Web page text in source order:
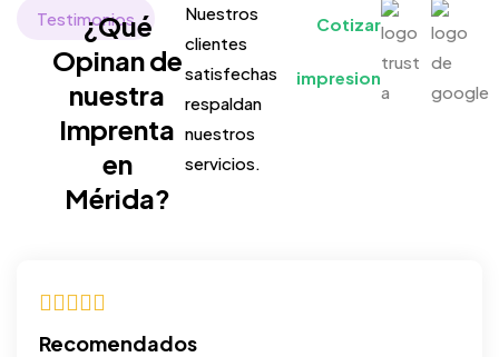
Testimonios
¿Qué
Opinan de
nuestra
Imprenta
en
Mérida?
Nuestros
clientes
satisfechas
respaldan
nuestros
servicios.
Cotizar
impresiones
Recomendados